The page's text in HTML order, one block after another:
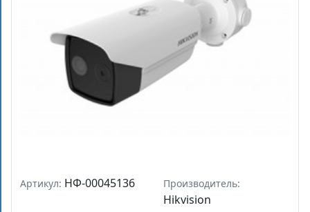
Артикул: НФ-00045136 Производитель:
Hikvision